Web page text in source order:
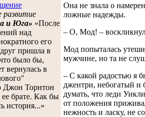
развитие
и Юга» «После
над
его
пришла в
было бы,
вернулась в
Джон Торнтон
брате. Как бы
история...»
Она не знала о
ложные надежды.
– О, Мод! –
Мод попыталась
мужчине, но та не
– С какой радостью я
джентри, небогатый и
думать, что леди
от положения
нежность и ласку, не